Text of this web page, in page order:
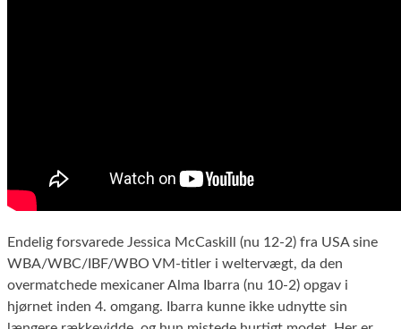
Endelig forsvarede Jessica McCaskill (nu 12-2) fra USA sine
WBA/WBC/IBF/WBO VM-titler i weltervægt, da den
overmatchede mexicaner Alma Ibarra (nu 10-2) opgav i
hjørnet inden 4. omgang. Ibarra kunne ikke udnytte sin